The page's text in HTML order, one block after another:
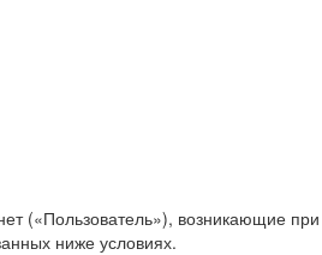
(«Пользователь»), возникающие при
ниже условиях.